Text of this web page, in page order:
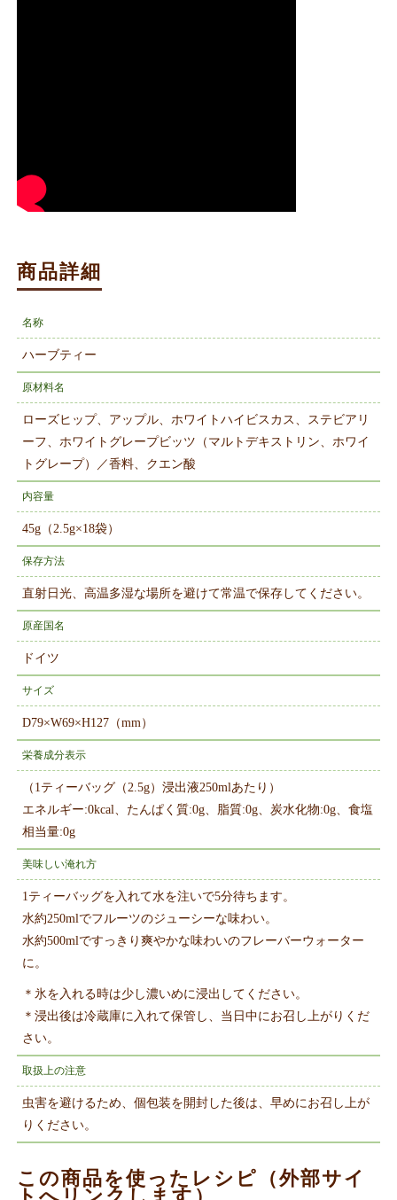
商品詳細
名称
ハーブティー
原材料名
ローズヒップ、アップル、ホワイトハイビスカス、ステビアリ
ーフ、ホワイトグレープビッツ（マルトデキストリン、ホワイ
トグレープ）／香料、クエン酸
内容量
45g（2.5g×18袋）
保存方法
直射日光、高温多湿な場所を避けて常温で保存してください。
原産国名
ドイツ
サイズ
D79×W69×H127（mm）
栄養成分表示
（1ティーバッグ（2.5g）浸出液250mlあたり）
エネルギー:0kcal、たんぱく質:0g、脂質:0g、炭水化物:0g、食塩
相当量:0g
美味しい淹れ方
1ティーバッグを入れて水を注いで5分待ちます。
水約250mlでフルーツのジューシーな味わい。
水約500mlですっきり爽やかな味わいのフレーバーウォーター
に。
＊氷を入れる時は少し濃いめに浸出してください。
＊浸出後は冷蔵庫に入れて保管し、当日中にお召し上がりくだ
さい。
取扱上の注意
虫害を避けるため、個包装を開封した後は、早めにお召し上が
りください。
この商品を使ったレシピ（外部サイ